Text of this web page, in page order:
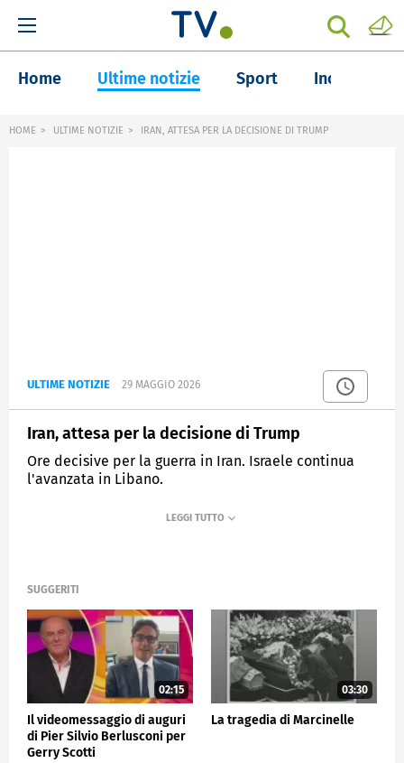
Home Ultime notizie Sport Inchieste
HOME ULTIME NOTIZIE IRAN, ATTESA PER LA DECISIONE DI TRUMP
ULTIME NOTIZIE 29 MAGGIO 2026
Iran, attesa per la decisione di Trump
Ore decisive per la guerra in Iran. Israele continua
l'avanzata in Libano.
SUGGERITI
02:15
Il videomessaggio di auguri
di Pier Silvio Berlusconi per
Gerry Scotti
03:30
La tragedia di Marcinelle